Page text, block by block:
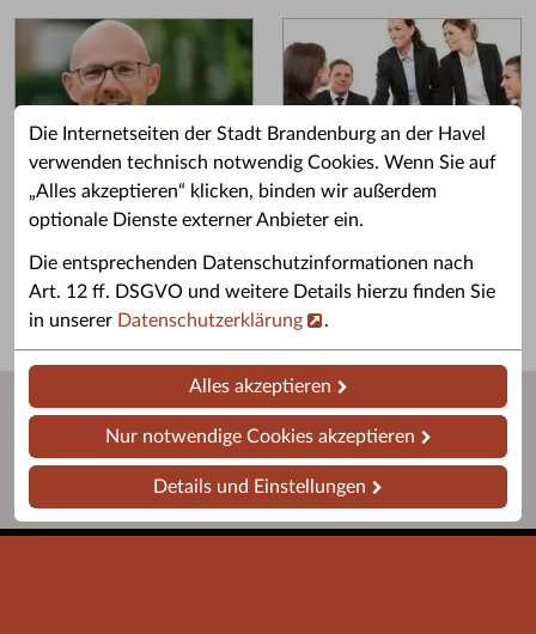
Die Internetseiten der Stadt Brandenburg an der Havel
verwenden technisch notwendig Cookies. Wenn Sie auf
„Alles akzeptieren“ klicken, binden wir außerdem
optionale Dienste externer Anbieter ein.
Die entsprechenden Datenschutzinformationen nach
Art. 12 ff. DSGVO und weitere Details hierzu finden Sie
in unserer Datenschutzerklärung .
Alles akzeptieren
Nur notwendige Cookies akzeptieren
Details und Einstellungen
Grußwort des OB